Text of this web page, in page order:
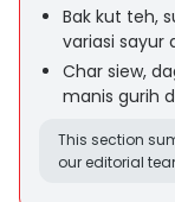
Bak kut teh,
variasi sayur
Char siew,
manis gurih
This section
our editorial